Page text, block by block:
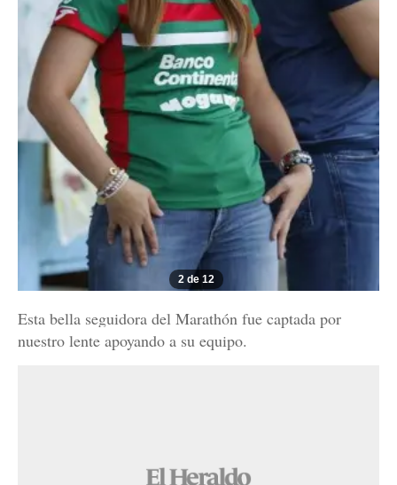
2 de 12
Esta bella seguidora del Marathón fue captada por
nuestro lente apoyando a su equipo.